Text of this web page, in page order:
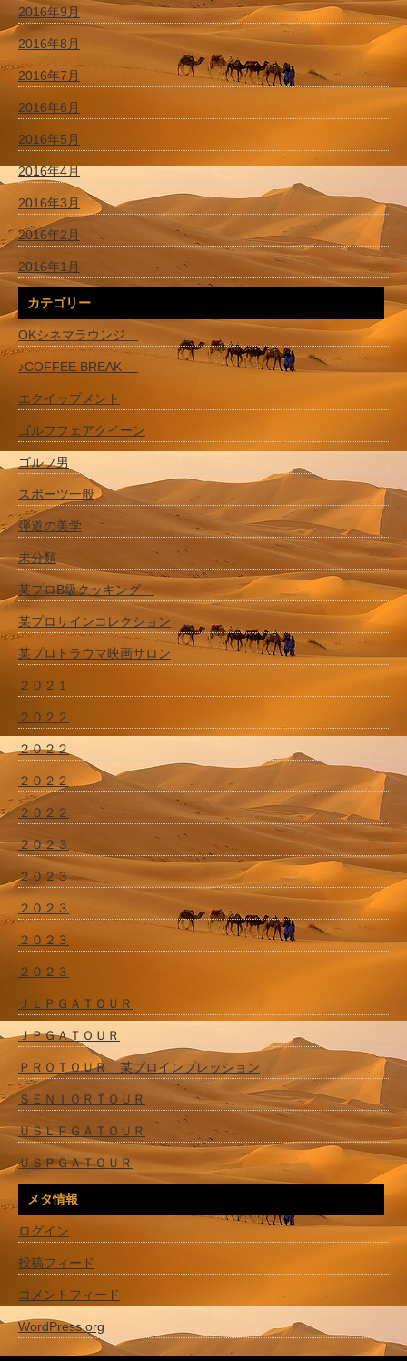
2016年9月
2016年8月
2016年7月
2016年6月
2016年5月
2016年4月
2016年3月
2016年2月
2016年1月
カテゴリー
OKシネマラウンジ
♪COFFEE BREAK
エクイップメント
ゴルフフェアクイーン
ゴルフ男
スポーツ一般
弾道の美学
未分類
某プロB級クッキング
某プロサインコレクション
某プロトラウマ映画サロン
２０２１
２０２２
２０２２
２０２２
２０２２
２０２３
２０２３
２０２３
２０２３
２０２３
ＪＬＰＧＡＴＯＵＲ
ＪＰＧＡＴＯＵＲ
ＰＲＯＴＯＵＲ 某プロインプレッション
ＳＥＮＩＯＲＴＯＵＲ
ＵＳＬＰＧＡＴＯＵＲ
ＵＳＰＧＡＴＯＵＲ
メタ情報
ログイン
投稿フィード
コメントフィード
WordPress.org